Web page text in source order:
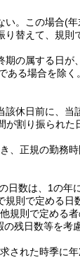
。 この場合(年
替えて、規則
の属する日が、
ある場合を除く
休日前に、当
が割り振られた
、正規の勤務
日数は、1の年
規則で定める日
則で定める者
残日数等を考
された時季に